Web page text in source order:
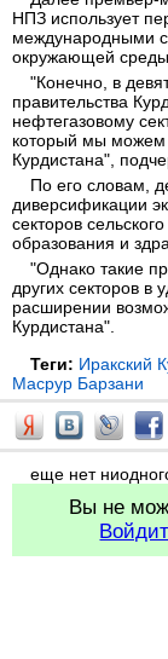
НПЗ использует
международными
окружающей среды.
"Конечно, в
правительства
нефтегазовому
который мы можем
Курдистана",
По его словам,
диверсификации
секторов
образования и
"Однако такие
других секторов в
расширении
Курдистана".
Теги: Иракский
Масрур Барзани
еще нет
Вы не